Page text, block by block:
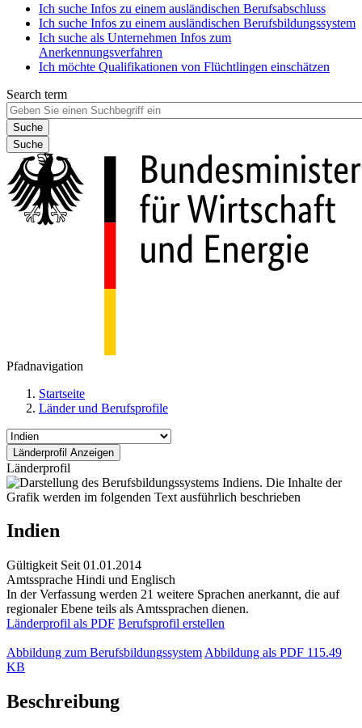
Ich suche Infos zu einem ausländischen Berufsabschluss
Ich suche Infos zu einem ausländischen Berufsbildungssystem
Ich suche als Unternehmen Infos zum
Anerkennungsverfahren
Ich möchte Qualifikationen von Flüchtlingen einschätzen
Search term
Suche
Pfadnavigation
Startseite
Länder und Berufsprofile
Länderprofil
Indien
Gültigkeit Seit 01.01.2014
Amtssprache Hindi und Englisch
In der Verfassung werden 21 weitere Sprachen anerkannt, die auf
regionaler Ebene teils als Amtssprachen dienen.
Länderprofil als PDF Berufsprofil erstellen
Abbildung zum Berufsbildungssystem Abbildung als PDF 115.49
KB
Beschreibung